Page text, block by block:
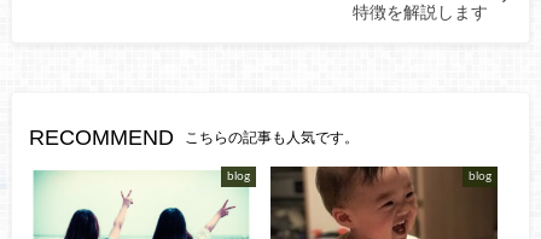
特徴を解説します
RECOMMEND こちらの記事も人気です。
blog blog